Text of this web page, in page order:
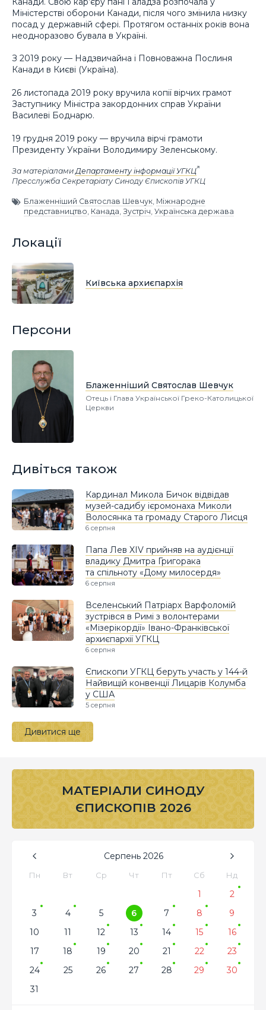
Міністерстві оборони Канади, після чого змінила низку
посад у державній сфері. Протягом останніх років вона
неодноразово бувала в Україні.
З 2019 року — Надзвичайна і Повноважна Послиня
Канади в Києві (Україна).
26 листопада 2019 року вручила копії вірчих грамот
Заступнику Міністра закордонних справ України
Василеві Боднарю.
19 грудня 2019 року — вручила вірчі грамоти
Президенту України Володимиру Зеленському.
За матеріалами Департаменту інформації УГКЦ
Пресслужба Секретаріату Синоду Єпископів УГКЦ
Блаженніший Святослав Шевчук Міжнародне
представництво Канада Зустріч Українська держава
Локації
Київська архиєпархія
Персони
Блаженніший Святослав Шевчук
Отець і Глава Української Греко-Католицької
Церкви
Дивіться також
Кардинал Микола Бичок відвідав
музей-садибу ієромонаха Миколи
Волосянка та громаду Старого Лисця
6 серпня
Папа Лев XIV прийняв на аудієнції
владику Дмитра Григорака
та спільноту «Дому милосердя»
6 серпня
Вселенський Патріарх Варфоломій
зустрівся в Римі з волонтерами
«Мізерікордії» Івано-Франківської
архиєпархії УГКЦ
6 серпня
Єпископи УГКЦ беруть участь у 144-й
Найвищій конвенції Лицарів Колумба
у США
5 серпня
Дивитися ще
МАТЕРІАЛИ СИНОДУ
ЄПИСКОПІВ 2026
Серпень 2026
Пн Вт Ср Чт Пт Сб Нд
1
2
3
4 5 6 7 8
9
10
11 12 13 14 15
16
17
18 19 20 21 22
23
24
25 26 27 28 29
30
31